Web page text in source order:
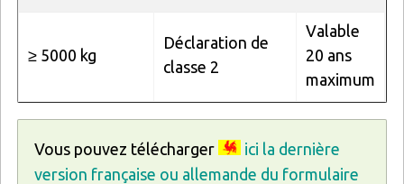
≥ 5000 kg
Déclaration de
classe 2
Valable
20 ans
maximum
Vous pouvez télécharger
ici la dernière
version française ou allemande du formulaire